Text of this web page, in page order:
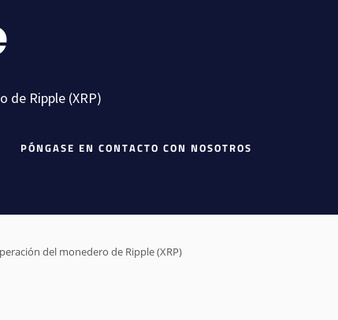
de Ripple (XRP)
PÓNGASE EN CONTACTO CON NOSOTROS
del monedero de Ripple (XRP)